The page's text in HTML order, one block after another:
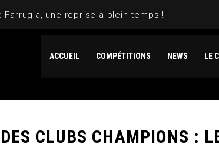
Farrugia, une reprise à plein temps !
ACCUEIL COMPÉTITIONS NEWS LE
DES CLUBS CHAMPIONS :